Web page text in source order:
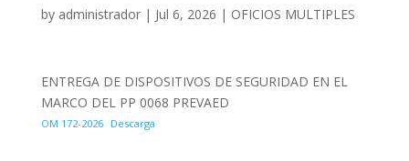
by administrador| Jul 6, 2026 | OFICIOS MULTIPLES
ENTREGA DE DISPOSITIVOS DE SEGURIDAD EN EL
MARCO DEL PP 0068 PREVAED
OM 172-2026 Descarga